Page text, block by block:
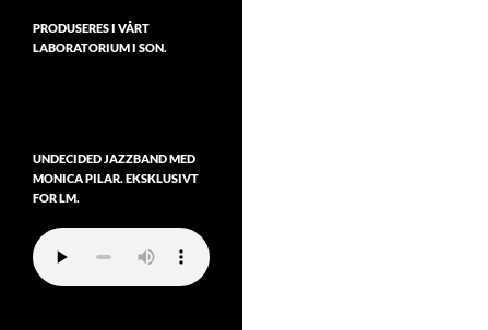
PRODUSERES I VÅRT
LABORATORIUM I SON.
UNDECIDED JAZZBAND MED
MONICA PILAR. EKSKLUSIVT
FOR LM.